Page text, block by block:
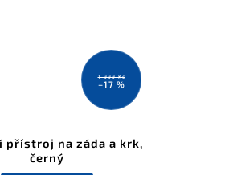
1 999 Kč
–17 %
přístroj na záda a krk,
černý